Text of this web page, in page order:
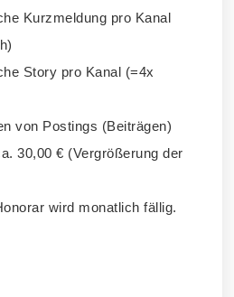
Kurzmeldung pro Kanal
Story pro Kanal (=4x
von Postings (Beiträgen)
30,00 € (Vergrößerung der
wird monatlich fällig.